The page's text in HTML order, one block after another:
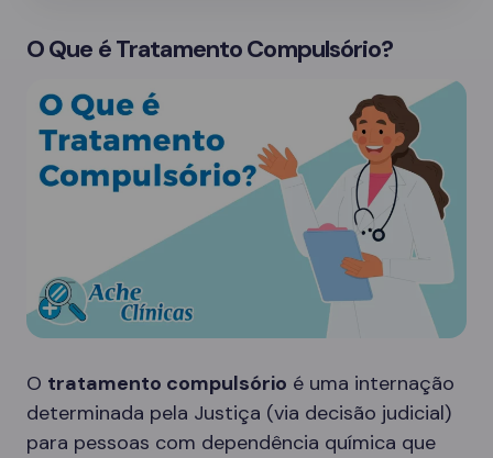
O Que é Tratamento Compulsório?
O tratamento compulsório é uma internação
determinada pela Justiça (via decisão judicial)
para pessoas com dependência química que